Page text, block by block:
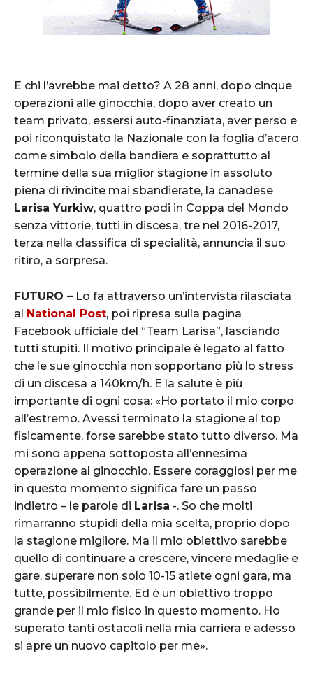
E chi l’avrebbe mai detto? A 28 anni, dopo cinque
operazioni alle ginocchia, dopo aver creato un
team privato, essersi auto-finanziata, aver perso e
poi riconquistato la Nazionale con la foglia d’acero
come simbolo della bandiera e soprattutto al
termine della sua miglior stagione in assoluto
piena di rivincite mai sbandierate, la canadese
Larisa Yurkiw, quattro podi in Coppa del Mondo
senza vittorie, tutti in discesa, tre nel 2016-2017,
terza nella classifica di specialità, annuncia il suo
ritiro, a sorpresa.
FUTURO – Lo fa attraverso un’intervista rilasciata
al National Post, poi ripresa sulla pagina
Facebook ufficiale del “Team Larisa”, lasciando
tutti stupiti. Il motivo principale è legato al fatto
che le sue ginocchia non sopportano più lo stress
di un discesa a 140km/h. E la salute è più
importante di ogni cosa: «Ho portato il mio corpo
all’estremo. Avessi terminato la stagione al top
fisicamente, forse sarebbe stato tutto diverso. Ma
mi sono appena sottoposta all’ennesima
operazione al ginocchio. Essere coraggiosi per me
in questo momento significa fare un passo
indietro – le parole di Larisa -. So che molti
rimarranno stupidi della mia scelta, proprio dopo
la stagione migliore. Ma il mio obiettivo sarebbe
quello di continuare a crescere, vincere medaglie e
gare, superare non solo 10-15 atlete ogni gara, ma
tutte, possibilmente. Ed è un obiettivo troppo
grande per il mio fisico in questo momento. Ho
superato tanti ostacoli nella mia carriera e adesso
si apre un nuovo capitolo per me».